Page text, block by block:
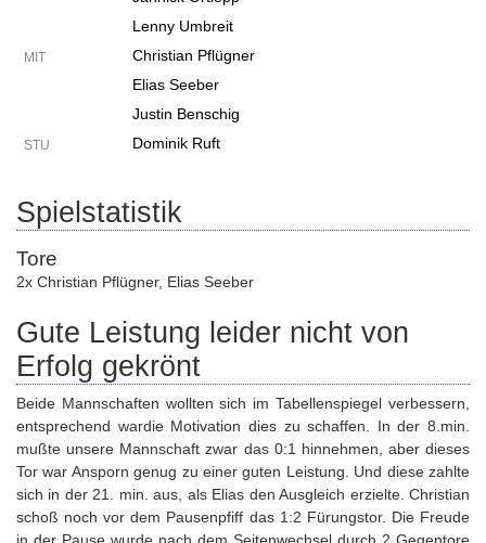
Lenny Umbreit
MIT
Christian Pflügner
Elias Seeber
Justin Benschig
STU Dominik Ruft
Spielstatistik
Tore
2x Christian Pflügner, Elias Seeber
Gute Leistung leider nicht von
Erfolg gekrönt
Beide Mannschaften wollten sich im Tabellenspiegel verbessern,
entsprechend wardie Motivation dies zu schaffen. In der 8.min.
mußte unsere Mannschaft zwar das 0:1 hinnehmen, aber dieses
Tor war Ansporn genug zu einer guten Leistung. Und diese zahlte
sich in der 21. min. aus, als Elias den Ausgleich erzielte. Christian
schoß noch vor dem Pausenpfiff das 1:2 Fürungstor. Die Freude